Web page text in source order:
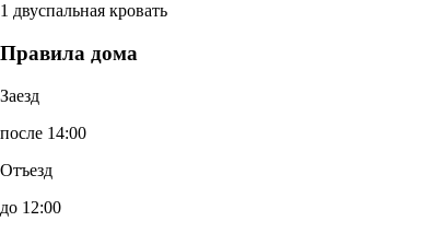
1 двуспальная кровать
Правила дома
Заезд
после 14:00
Отъезд
до 12:00